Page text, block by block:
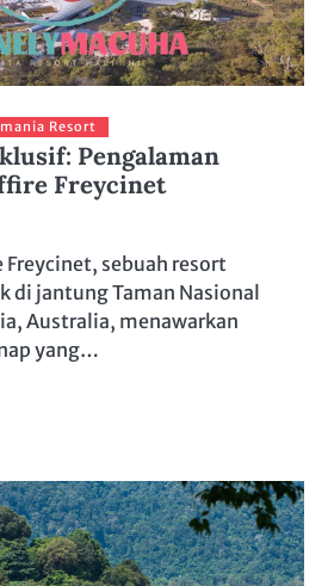
Resort
Pengalaman
Freycinet
sebuah resort
di jantung Taman Nasional
Australia, menawarkan
yang…